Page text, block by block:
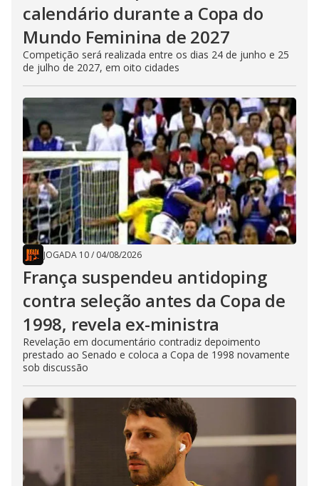
calendário durante a Copa do
Mundo Feminina de 2027
Competição será realizada entre os dias 24 de junho e 25
de julho de 2027, em oito cidades
JOGADA 10/ 04/08/2026
França suspendeu antidoping
contra seleção antes da Copa de
1998, revela ex-ministra
Revelação em documentário contradiz depoimento
prestado ao Senado e coloca a Copa de 1998 novamente
sob discussão